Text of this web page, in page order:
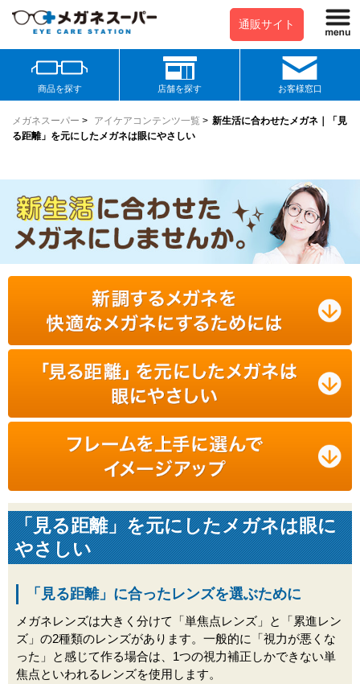
通販サイト
商品を探す 店舗を探す お客様窓口
メガネスーパー > アイケアコンテンツ一覧 > 新生活に合わせたメガネ｜「見
る距離」を元にしたメガネは眼にやさしい
「見る距離」を元にしたメガネは眼に
やさしい
「見る距離」に合ったレンズを選ぶために
メガネレンズは大きく分けて「単焦点レンズ」と「累進レン
ズ」の2種類のレンズがあります。一般的に「視力が悪くな
った」と感じて作る場合は、1つの視力補正しかできない単
焦点といわれるレンズを使用します。